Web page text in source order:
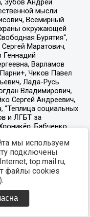
мы используем
подключены
top.mail.ru,
файлы cookies
).